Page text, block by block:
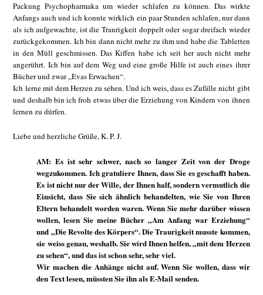
Packung Psychopharmaka um wieder schlafen zu können. Das wirkte
Anfangs auch und ich konnte wirklich ein paar Stunden schlafen, nur dann
als ich aufgewachte, ist die Traurigkeit doppelt oder sogar dreifach wieder
zurückgekommen. Ich bin dann nicht mehr zu ihm und habe die Tabletten
in den Müll geschmissen. Das Kiffen habe ich seit her auch nicht mehr
angerührt. Ich bin auf dem Weg und eine große Hilfe ist auch eines ihrer
Bücher und zwar „Evas Erwachen“.
Ich lerne mit dem Herzen zu sehen. Und ich weis, dass es Zufälle nicht gibt
und deshalb bin ich froh etwas über die Erziehung von Kindern von ihnen
lernen zu dürfen.
Liebe und herzliche Grüße, K. P. J.
AM: Es ist sehr schwer, nach so langer Zeit von der Droge
wegzukommen. Ich gratuliere Ihnen, dass Sie es geschafft haben.
Es ist nicht nur der Wille, der Ihnen half, sondern vermutlich die
Einsicht, dass Sie sich ähnlich behandelten, wie Sie von Ihren
Eltern behandelt worden waren. Wenn Sie mehr darüber wissen
wollen, lesen Sie meine Bücher „Am Anfang war Erziehung“
und „Die Revolte des Körpers“. Die Traurigkeit musste kommen,
sie weiss genau, weshalb. Sie wird Ihnen helfen, „mit dem Herzen
zu sehen“, und das ist schon sehr, sehr viel.
Wir machen die Anhänge nicht auf. Wenn Sie wollen, dass wir
den Text lesen, müssten Sie ihn als E-Mail senden.